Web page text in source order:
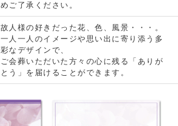
めご了承ください。
故人様の好きだった花、色、風景・・・。
一人一人のイメージや思い出に寄り添う多
彩なデザインで、
ご会葬いただいた方々の心に残る「ありが
とう」を届けることができます。